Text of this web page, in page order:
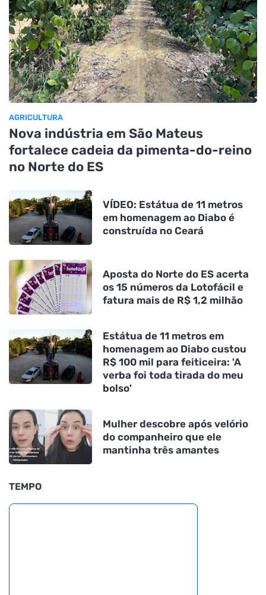
AGRICULTURA
Nova indústria em São Mateus
fortalece cadeia da pimenta-do-reino
no Norte do ES
VÍDEO: Estátua de 11 metros
em homenagem ao Diabo é
construída no Ceará
Aposta do Norte do ES acerta
os 15 números da Lotofácil e
fatura mais de R$ 1,2 milhão
Estátua de 11 metros em
homenagem ao Diabo custou
R$ 100 mil para feiticeira: 'A
verba foi toda tirada do meu
bolso'
Mulher descobre após velório
do companheiro que ele
mantinha três amantes
TEMPO